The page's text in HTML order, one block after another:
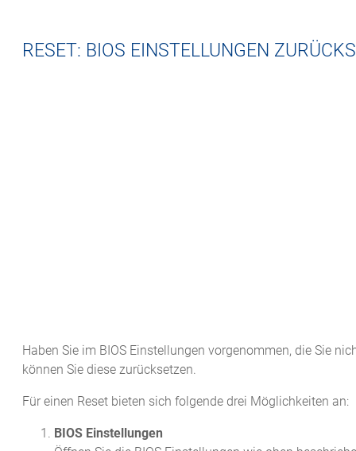
RESET: BIOS EINSTELLUNGEN
Haben Sie im BIOS Einstellungen vorgenommen, die Sie
können Sie diese zurücksetzen.
Für einen Reset bieten sich folgende drei Möglichkeiten an:
BIOS Einstellungen